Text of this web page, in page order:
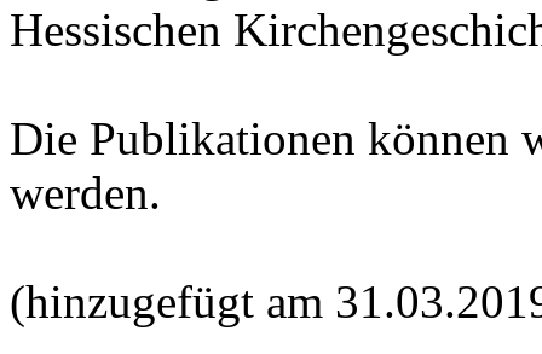
Hessischen
Die Publikationen können
werden.
(hinzugefügt am